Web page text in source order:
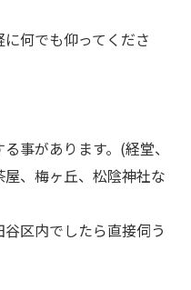
何でも仰ってくださ
事があります。(経堂、
、梅ヶ丘、松陰神社な
区内でしたら直接伺う